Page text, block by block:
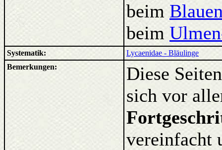
beim
beim
Systematik:
Lycaenidae - Bläulinge
Bemerkungen:
Diese
sich vor
vereinfacht